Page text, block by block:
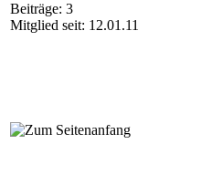
Beiträge: 3
Mitglied seit: 12.01.11